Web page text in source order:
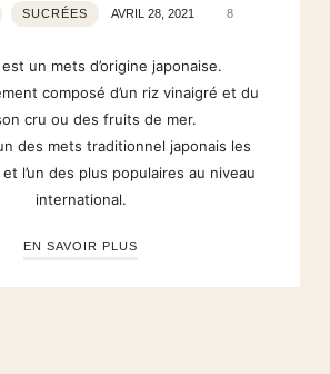
SUCRÉES AVRIL 28, 2021 8
un mets d’origine japonaise.
composé d’un riz vinaigré et du
cru ou des fruits de mer.
des mets traditionnel japonais les
l’un des plus populaires au niveau
international.
EN SAVOIR PLUS